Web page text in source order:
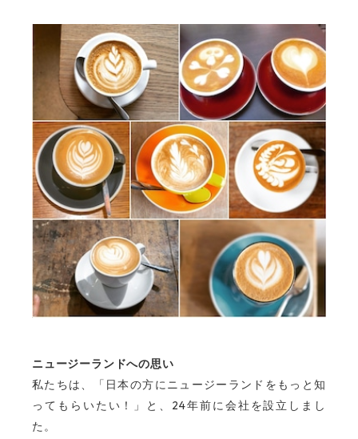
ニュージーランドへの思い
私たちは、「日本の方にニュージーランドをもっと知
ってもらいたい！」と、 24年前に会社を設立しまし
た。